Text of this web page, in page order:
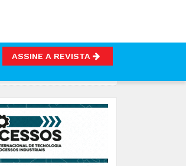
ASSINE A REVISTA